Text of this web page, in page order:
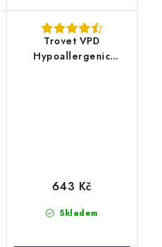
Trovet VPD
Hypoallergenic
Skladem
643 Kč